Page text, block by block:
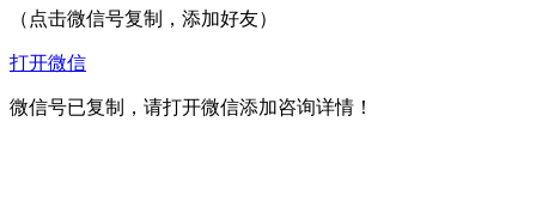
（点击微信号复制，添加好友）
打开微信
微信号已复制，请打开微信添加咨询详情！